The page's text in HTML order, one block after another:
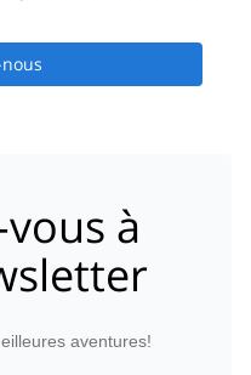
the itinerary, it was
and lacked basic
and cereal only, as
toast with jam & peanut
guided teams at Las
the car to get past the
pacing was not
à
aventures!